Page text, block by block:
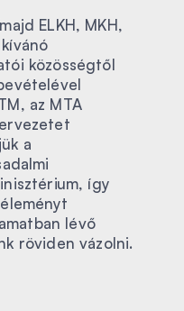
ELKH, MKH,
közösségtől
az MTA
a
így
lévő
röviden vázolni.